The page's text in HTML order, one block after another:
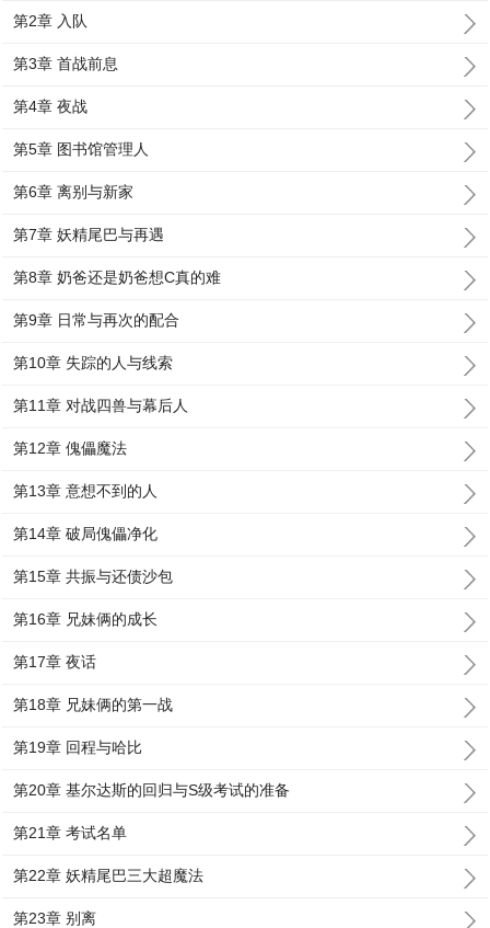
第2章 入队
第3章 首战前息
第4章 夜战
第5章 图书馆管理人
第6章 离别与新家
第7章 妖精尾巴与再遇
第8章 奶爸还是奶爸想C真的难
第9章 日常与再次的配合
第10章 失踪的人与线索
第11章 对战四兽与幕后人
第12章 傀儡魔法
第13章 意想不到的人
第14章 破局傀儡净化
第15章 共振与还债沙包
第16章 兄妹俩的成长
第17章 夜话
第18章 兄妹俩的第一战
第19章 回程与哈比
第20章 基尔达斯的回归与S级考试的准备
第21章 考试名单
第22章 妖精尾巴三大超魔法
第23章 别离